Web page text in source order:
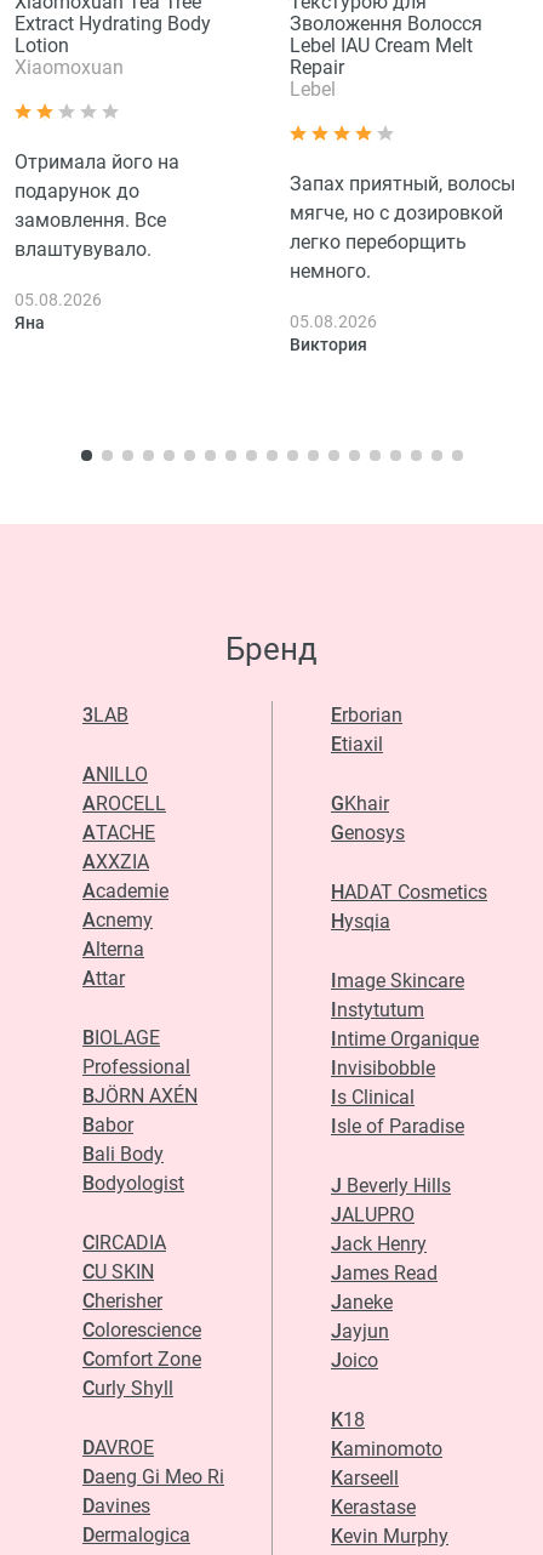
Extract Hydrating Body
Lotion
Xiaomoxuan
Отримала його на
подарунок до
замовлення. Все
влаштувувало.
05.08.2026
Яна
Зволоження Волосся
Lebel IAU Cream Melt
Repair
Lebel
Запах приятный, волосы
мягче, но с дозировкой
легко переборщить
немного.
05.08.2026
Виктория
Бренд
3LAB
ANILLO
AROCELL
ATACHE
AXXZIA
Academie
Acnemy
Alterna
Attar
BIOLAGE
Professional
BJÖRN AXÉN
Babor
Bali Body
Bodyologist
CIRCADIA
CU SKIN
Cherisher
Colorescience
Comfort Zone
Curly Shyll
DAVROE
Daeng Gi Meo Ri
Davines
Dermalogica
Erborian
Etiaxil
GKhair
Genosys
HADAT Cosmetics
Hysqia
Image Skincare
Instytutum
Intime Organique
Invisibobble
Is Clinical
Isle of Paradise
J Beverly Hills
JALUPRO
Jack Henry
James Read
Janeke
Jayjun
Joico
K18
Kaminomoto
Karseell
Kerastase
Kevin Murphy